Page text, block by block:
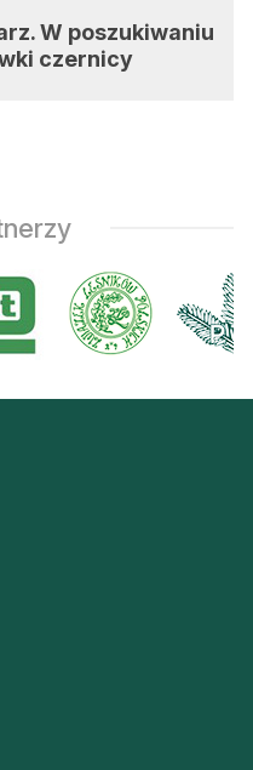
W poszukiwaniu
czernicy